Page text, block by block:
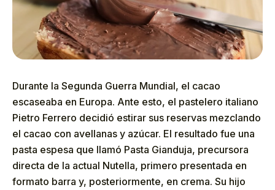
Durante la Segunda Guerra Mundial, el cacao
escaseaba en Europa. Ante esto, el pastelero italiano
Pietro Ferrero decidió estirar sus reservas mezclando
el cacao con avellanas y azúcar. El resultado fue una
pasta espesa que llamó Pasta Gianduja, precursora
directa de la actual Nutella, primero presentada en
formato barra y, posteriormente, en crema. Su hijo